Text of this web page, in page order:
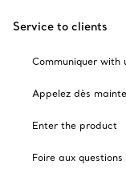
Service to clients
Communiquer with
Appelez dès
Enter the product
Foire aux questions